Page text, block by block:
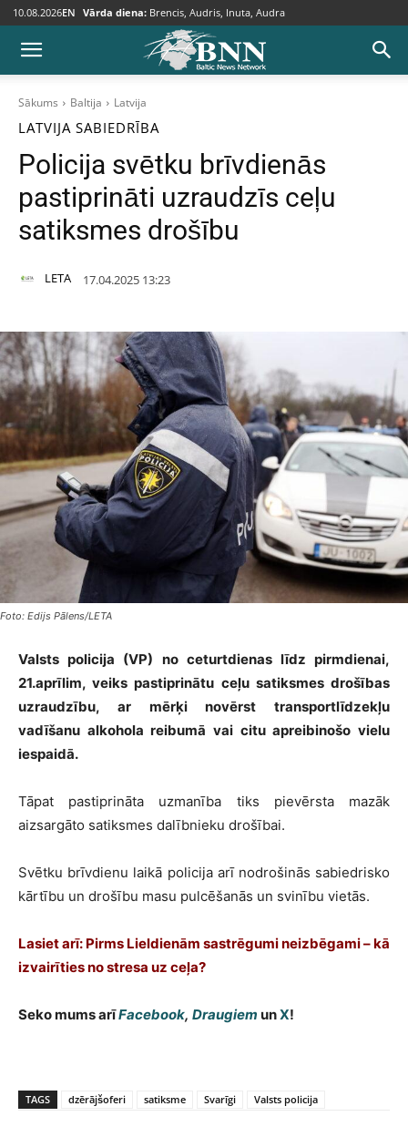
10.08.2026EN Vārda diena: Brencis, Audris, Inuta, Audra
Sākums Baltija Latvija
LATVIJA SABIEDRĪBA
Policija svētku brīvdienās
pastiprināti uzraudzīs ceļu
satiksmes drošību
LETA 17.04.2025 13:23
Foto: Edijs Pālens/LETA
Valsts policija (VP) no ceturtdienas līdz pirmdienai,
21.aprīlim, veiks pastiprinātu ceļu satiksmes drošības
uzraudzību, ar mērķi novērst transportlīdzekļu
vadīšanu alkohola reibumā vai citu apreibinošo vielu
iespaidā.
Tāpat pastiprināta uzmanība tiks pievērsta mazāk
aizsargāto satiksmes dalībnieku drošībai.
Svētku brīvdienu laikā policija arī nodrošinās sabiedrisko
kārtību un drošību masu pulcēšanās un svinību vietās.
Lasiet arī: Pirms Lieldienām sastrēgumi neizbēgami – kā
izvairīties no stresa uz ceļa?
Seko mums arīFacebook, Draugiem unX!
TAGS dzērājšoferi satiksme Svarīgi Valsts policija